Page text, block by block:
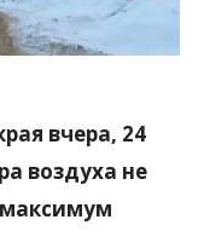
вчера, 24
воздуха не